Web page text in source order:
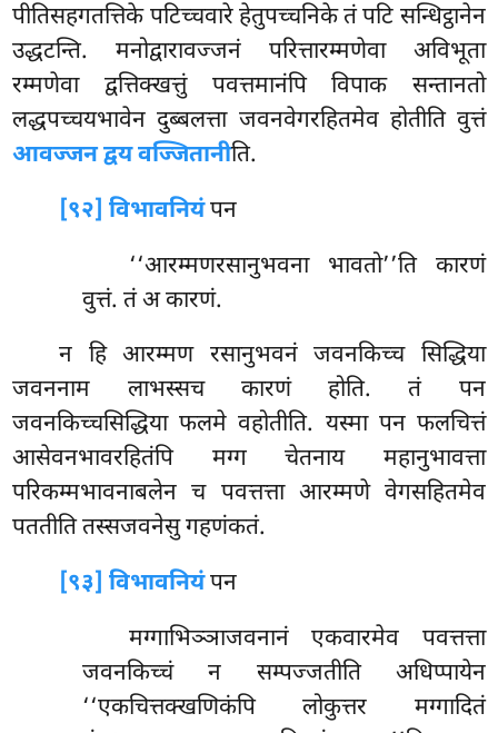
पीतिसहगतत्तिके पटिच्चवारे हेतुपच्चनिके तं पटि सन्धिट्ठानेन
उद्धटन्ति. मनोद्वारावज्जनं परित्तारम्मणेवा अविभूता
रम्मणेवा द्वत्तिक्खत्तुं पवत्तमानंपि विपाक सन्तानतो
लद्धपच्चयभावेन दुब्बलत्ता जवनवेगरहितमेव होतीति वुत्तं
आवज्जन द्वय वज्जितानीति.
[९२] विभावनियंपन
‘‘आरम्मणरसानुभवना भावतो’’ति कारणं
वुत्तं. तं अ कारणं.
न हि आरम्मण रसानुभवनं जवनकिच्च सिद्धिया
जवननाम लाभस्सच कारणं होति. तं पन
जवनकिच्चसिद्धिया फलमे वहोतीति. यस्मा पन फलचित्तं
आसेवनभावरहितंपि मग्ग चेतनाय महानुभावत्ता
परिकम्मभावनाबलेन च पवत्तत्ता आरम्मणे वेगसहितमेव
पततीति तस्सजवनेसु गहणंकतं.
[९३] विभावनियंपन
मग्गाभिञ्ञाजवनानं एकवारमेव पवत्तत्ता
जवनकिच्चं न सम्पज्जतीति अधिप्पायेन
‘‘एकचित्तक्खणिकंपि लोकुत्तर मग्गादितं